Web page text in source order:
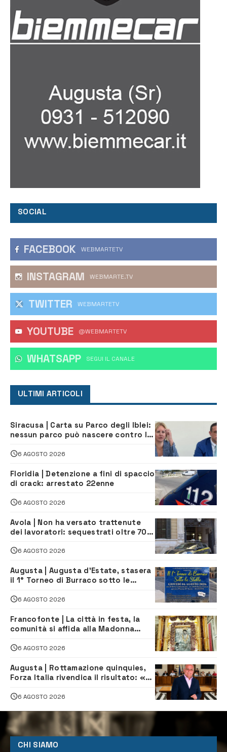
SOCIAL
FACEBOOK WEBMARTETV
INSTAGRAM WEBMARTE.TV
TWITTER WEBMARTETV
YOUTUBE @WEBMARTETV
WHATSAPP ‎SEGUI IL CANALE
ULTIMI ARTICOLI
Siracusa | Carta su Parco degli Iblei:
nessun parco può nascere contro le
6 AGOSTO 2026
Floridia | Detenzione a fini di spaccio
di crack: arrestato 22enne
6 AGOSTO 2026
Avola | Non ha versato trattenute
dei lavoratori: sequestrati oltre 700
climatizzazione
6 AGOSTO 2026
Augusta | Augusta d’Estate, stasera
il 1° Torneo di Burraco sotto le
6 AGOSTO 2026
Francofonte | La città in festa, la
comunità si affida alla Madonna
6 AGOSTO 2026
Augusta | Rottamazione quinquies,
Forza Italia rivendica il risultato: «La
6 AGOSTO 2026
CHI SIAMO